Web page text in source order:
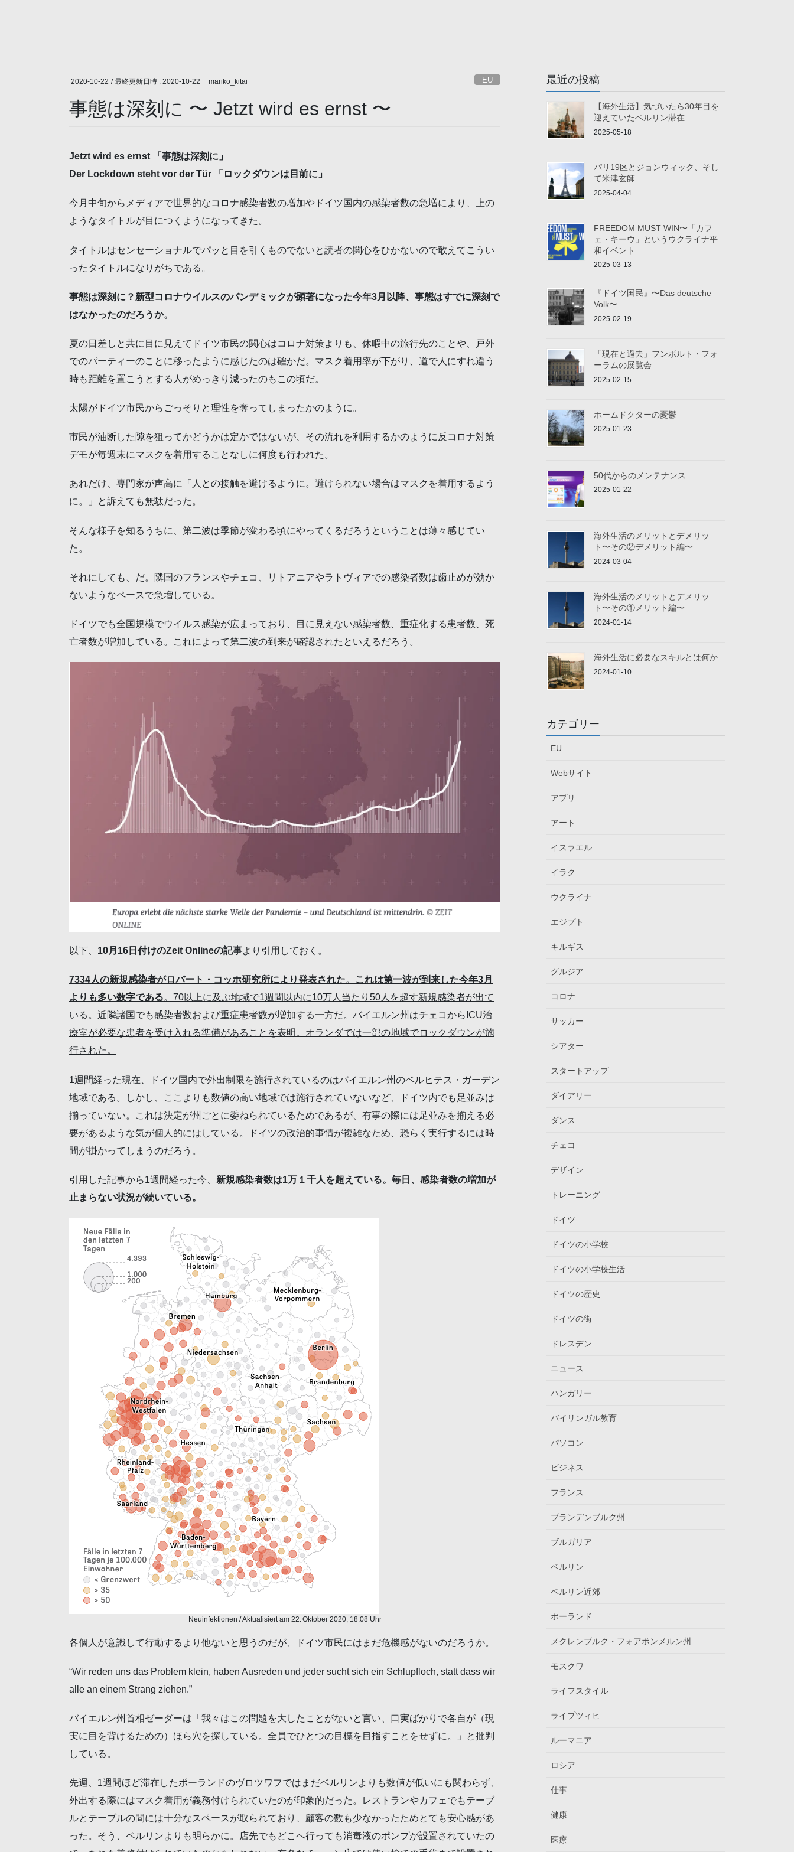
2020-10-22 / 最終更新日時 : 2020-10-22 mariko_kitai EU
事態は深刻に 〜 Jetzt wird es ernst 〜
Jetzt wird es ernst 「事態は深刻に」
Der Lockdown steht vor der Tür 「ロックダウンは目前に」
今月中旬からメディアで世界的なコロナ感染者数の増加やドイツ国内の感染者数の急増により、上の
ようなタイトルが目につくようになってきた。
タイトルはセンセーショナルでパッと目を引くものでないと読者の関心をひかないので敢えてこうい
ったタイトルになりがちである。
事態は深刻に？新型コロナウイルスのパンデミックが顕著になった今年3月以降、事態はすでに深刻で
はなかったのだろうか。
夏の日差しと共に目に見えてドイツ市民の関心はコロナ対策よりも、休暇中の旅行先のことや、戸外
でのパーティーのことに移ったように感じたのは確かだ。マスク着用率が下がり、道で人にすれ違う
時も距離を置こうとする人がめっきり減ったのもこの頃だ。
太陽がドイツ市民からごっそりと理性を奪ってしまったかのように。
市民が油断した隙を狙ってかどうかは定かではないが、その流れを利用するかのように反コロナ対策
デモが毎週末にマスクを着用することなしに何度も行われた。
あれだけ、専門家が声高に「人との接触を避けるように。避けられない場合はマスクを着用するよう
に。」と訴えても無駄だった。
そんな様子を知るうちに、第二波は季節が変わる頃にやってくるだろうということは薄々感じてい
た。
それにしても、だ。隣国のフランスやチェコ、リトアニアやラトヴィアでの感染者数は歯止めが効か
ないようなペースで急増している。
ドイツでも全国規模でウイルス感染が広まっており、目に見えない感染者数、重症化する患者数、死
亡者数が増加している。これによって第二波の到来が確認されたといえるだろう。
以下、 10月16日付けのZeit Onlineの記事より引用しておく。
7334人の新規感染者がロバート・コッホ研究所により発表された。これは第一波が到来した今年3月
よりも多い数字である。70以上に及ぶ地域で1週間以内に10万人当たり50人を超す新規感染者が出て
いる。近隣諸国でも感染者数および重症患者数が増加する一方だ。バイエルン州はチェコからICU治
療室が必要な患者を受け入れる準備があることを表明。オランダでは一部の地域でロックダウンが施
行された。
1週間経った現在、ドイツ国内で外出制限を施行されているのはバイエルン州のベルヒテス・ガーデン
地域である。しかし、ここよりも数値の高い地域では施行されていないなど、ドイツ内でも足並みは
揃っていない。これは決定が州ごとに委ねられているためであるが、有事の際には足並みを揃える必
要があるような気が個人的にはしている。ドイツの政治的事情が複雑なため、恐らく実行するには時
間が掛かってしまうのだろう。
引用した記事から1週間経った今、 新規感染者数は1万１千人を超えている。毎日、感染者数の増加が
止まらない状況が続いている。
Neuinfektionen / Aktualisiert am 22. Oktober 2020, 18:08 Uhr
各個人が意識して行動するより他ないと思うのだが、ドイツ市民にはまだ危機感がないのだろうか。
“Wir reden uns das Problem klein, haben Ausreden und jeder sucht sich ein Schlupfloch, statt dass wir
alle an einem Strang ziehen.”
バイエルン州首相ゼーダーは「我々はこの問題を大したことがないと言い、口実ばかりで各自が（現
実に目を背けるための）ほら穴を探している。全員でひとつの目標を目指すことをせずに。」と批判
している。
先週、1週間ほど滞在したポーランドのヴロツワフではまだベルリンよりも数値が低いにも関わらず、
外出する際にはマスク着用が義務付けられていたのが印象的だった。レストランやカフェでもテーブ
ルとテーブルの間には十分なスペースが取られており、顧客の数も少なかったためとても安心感があ
った。そう、ベルリンよりも明らかに。店先でもどこへ行っても消毒液のポンプが設置されていたの
最近の投稿
【海外生活】気づいたら30年目を
迎えていたベルリン滞在
2025-05-18
パリ19区とジョンウィック、そし
て米津玄師
2025-04-04
FREEDOM MUST WIN〜「カフ
ェ・キーウ」というウクライナ平
和イベント
2025-03-13
『ドイツ国民』〜Das deutsche
Volk〜
2025-02-19
「現在と過去」フンボルト・フォ
ーラムの展覧会
2025-02-15
ホームドクターの憂鬱
2025-01-23
50代からのメンテナンス
2025-01-22
海外生活のメリットとデメリッ
ト〜その②デメリット編〜
2024-03-04
海外生活のメリットとデメリッ
ト〜その①メリット編〜
2024-01-14
海外生活に必要なスキルとは何か
2024-01-10
カテゴリー
EU
Webサイト
アプリ
アート
イスラエル
イラク
ウクライナ
エジプト
キルギス
グルジア
コロナ
サッカー
シアター
スタートアップ
ダイアリー
ダンス
チェコ
デザイン
トレーニング
ドイツ
ドイツの小学校
ドイツの小学校生活
ドイツの歴史
ドイツの街
ドレスデン
ニュース
ハンガリー
バイリンガル教育
パソコン
ビジネス
フランス
ブランデンブルク州
ブルガリア
ベルリン
ベルリン近郊
ポーランド
メクレンブルク・フォアポンメルン州
モスクワ
ライフスタイル
ライプツィヒ
ルーマニア
ロシア
仕事
健康
医療